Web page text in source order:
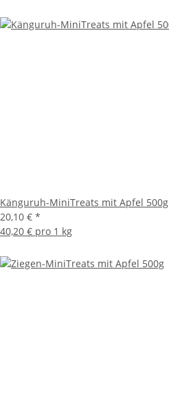
Känguruh-MiniTreats mit Apfel 500g
20,10 € *
40,20 € pro 1 kg